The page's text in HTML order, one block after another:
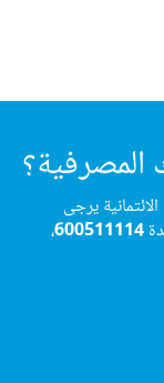
يرجى
600511114،